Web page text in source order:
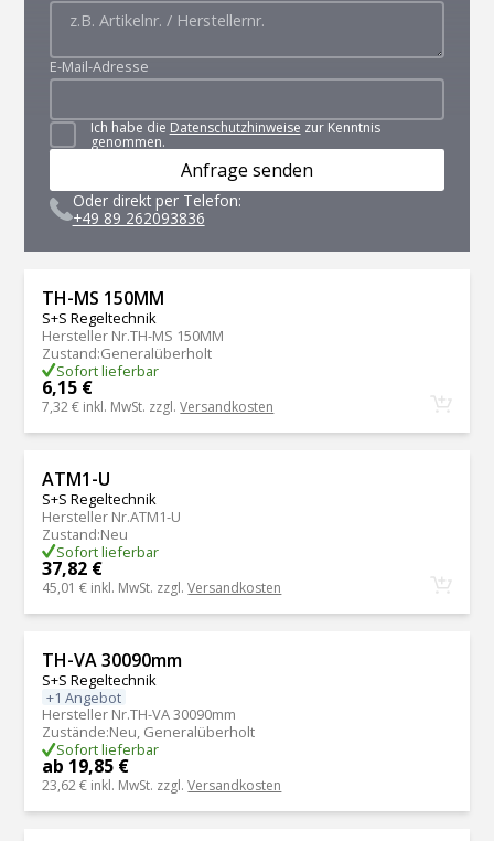
E-Mail-Adresse
Ich habe die Datenschutzhinweise zur Kenntnis
genommen.
Anfrage senden
Oder direkt per Telefon:
+49 89 262093836
TH-MS 150MM
S+S Regeltechnik
Hersteller Nr.TH-MS 150MM
Zustand:Generalüberholt
Sofort lieferbar
6,15 €
7,32 € inkl. MwSt. zzgl.Versandkosten
ATM1-U
S+S Regeltechnik
Hersteller Nr.ATM1-U
Zustand:Neu
Sofort lieferbar
37,82 €
45,01 € inkl. MwSt. zzgl.Versandkosten
TH-VA 30090mm
S+S Regeltechnik
+1 Angebot
Hersteller Nr.TH-VA 30090mm
Zustände:Neu, Generalüberholt
Sofort lieferbar
ab 19,85 €
23,62 € inkl. MwSt. zzgl.Versandkosten